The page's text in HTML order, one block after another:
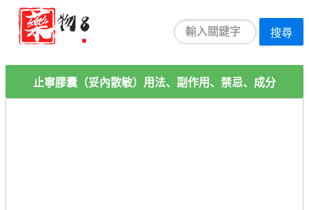
搜尋
止寧膠囊（妥內散敏）用法、副作用、禁忌、成分